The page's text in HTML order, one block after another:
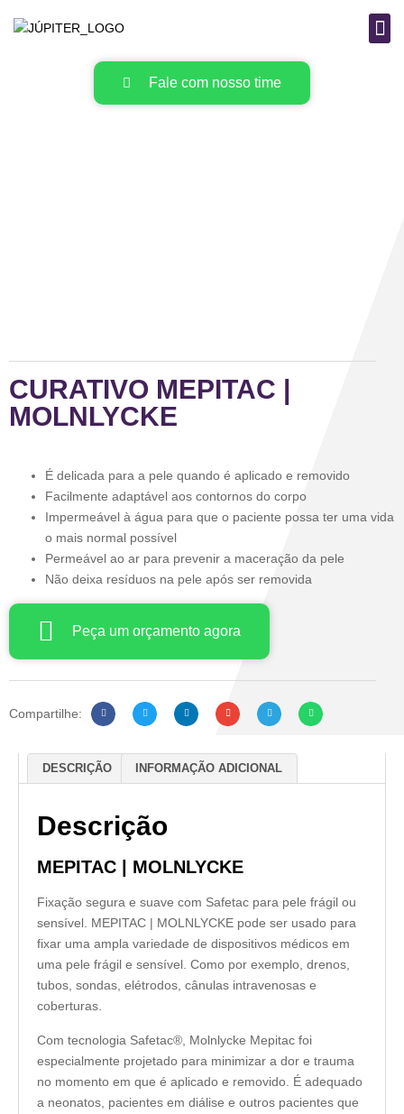
Fale com nosso time
CURATIVO MEPITAC |
MOLNLYCKE
É delicada para a pele quando é aplicado e removido
Facilmente adaptável aos contornos do corpo
Impermeável à água para que o paciente possa ter uma vida
o mais normal possível
Permeável ao ar para prevenir a maceração da pele
Não deixa resíduos na pele após ser removida
Peça um orçamento agora
Compartilhe:
DESCRIÇÃO INFORMAÇÃO ADICIONAL
Descrição
MEPITAC | MOLNLYCKE
Fixação segura e suave com Safetac para pele frágil ou
sensível. MEPITAC | MOLNLYCKE pode ser usado para
fixar uma ampla variedade de dispositivos médicos em
uma pele frágil e sensível. Como por exemplo, drenos,
tubos, sondas, elétrodos, cânulas intravenosas e
coberturas.
Com tecnologia Safetac®, Molnlycke Mepitac foi
especialmente projetado para minimizar a dor e trauma
no momento em que é aplicado e removido. É adequado
a neonatos, pacientes em diálise e outros pacientes que